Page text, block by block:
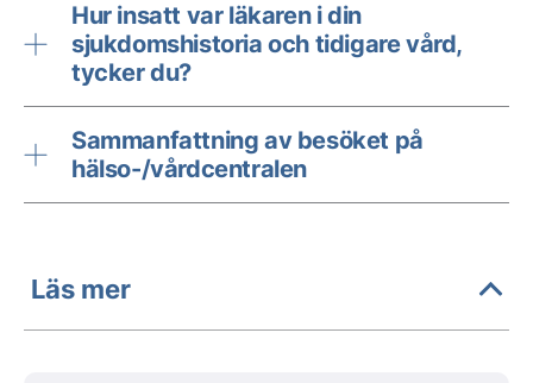
Hur insatt var läkaren i din
sjukdomshistoria och tidigare vård,
tycker du?
Sammanfattning av besöket på
hälso-/vårdcentralen
Läs mer